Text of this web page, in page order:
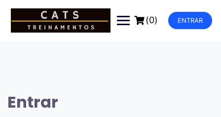
conteúdo
(0) ENTRAR
Entrar